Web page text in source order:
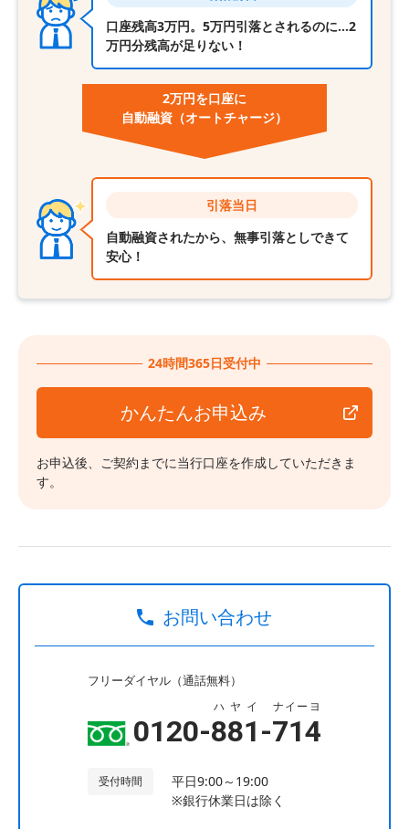
口座残高3万円。5万円引落とされるのに…2
万円分残高が足りない！
2万円を口座に
自動融資（オートチャージ）
引落当日
自動融資されたから、無事引落としできて
安心！
24時間365日受付中
かんたんお申込み
お申込後、ご契約までに当行口座を作成していただきま
す。
お問い合わせ
フリーダイヤル（通話無料）
0120-881
ハヤイ
-714
ナイーヨ
受付時間
平日9:00～19:00
※銀行休業日は除く